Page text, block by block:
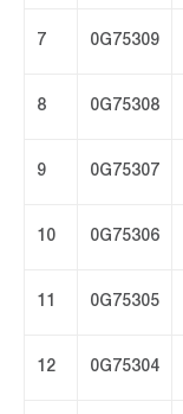
7 0G75309
8 0G75308
9 0G75307
10 0G75306
11 0G75305
12 0G75304